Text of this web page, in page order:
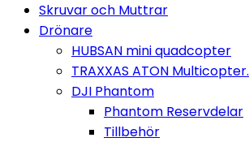
Skruvar och Muttrar
Drönare
HUBSAN mini quadcopter
TRAXXAS ATON Multicopter.
DJI Phantom
Phantom Reservdelar
Tillbehör